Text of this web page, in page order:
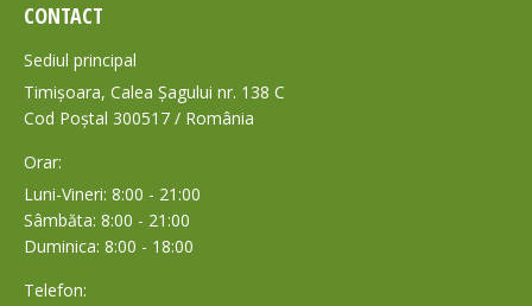
CONTACT
Sediul principal
Timișoara, Calea Șagului nr. 138 C
Cod Poștal 300517 / România
Orar:
Luni-Vineri: 8:00 - 21:00
Sâmbăta: 8:00 - 21:00
Duminica: 8:00 - 18:00
Telefon: